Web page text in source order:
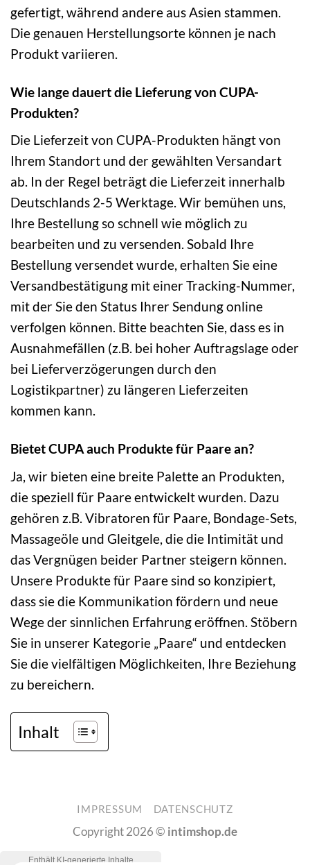
gefertigt, während andere aus Asien stammen.
Die genauen Herstellungsorte können je nach
Produkt variieren.
Wie lange dauert die Lieferung von CUPA-
Produkten?
Die Lieferzeit von CUPA-Produkten hängt von
Ihrem Standort und der gewählten Versandart
ab. In der Regel beträgt die Lieferzeit innerhalb
Deutschlands 2-5 Werktage. Wir bemühen uns,
Ihre Bestellung so schnell wie möglich zu
bearbeiten und zu versenden. Sobald Ihre
Bestellung versendet wurde, erhalten Sie eine
Versandbestätigung mit einer Tracking-Nummer,
mit der Sie den Status Ihrer Sendung online
verfolgen können. Bitte beachten Sie, dass es in
Ausnahmefällen (z.B. bei hoher Auftragslage oder
bei Lieferverzögerungen durch den
Logistikpartner) zu längeren Lieferzeiten
kommen kann.
Bietet CUPA auch Produkte für Paare an?
Ja, wir bieten eine breite Palette an Produkten,
die speziell für Paare entwickelt wurden. Dazu
gehören z.B. Vibratoren für Paare, Bondage-Sets,
Massageöle und Gleitgele, die die Intimität und
das Vergnügen beider Partner steigern können.
Unsere Produkte für Paare sind so konzipiert,
dass sie die Kommunikation fördern und neue
Wege der sinnlichen Erfahrung eröffnen. Stöbern
Sie in unserer Kategorie „Paare“ und entdecken
Sie die vielfältigen Möglichkeiten, Ihre Beziehung
zu bereichern.
Inhalt
IMPRESSUM DATENSCHUTZ
Copyright 2026 © intimshop.de